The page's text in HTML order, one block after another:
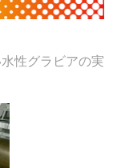
性グラビアの実